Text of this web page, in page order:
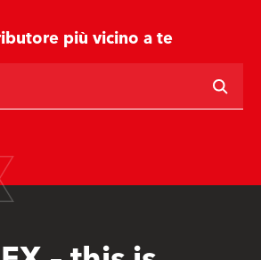
più vicino a te